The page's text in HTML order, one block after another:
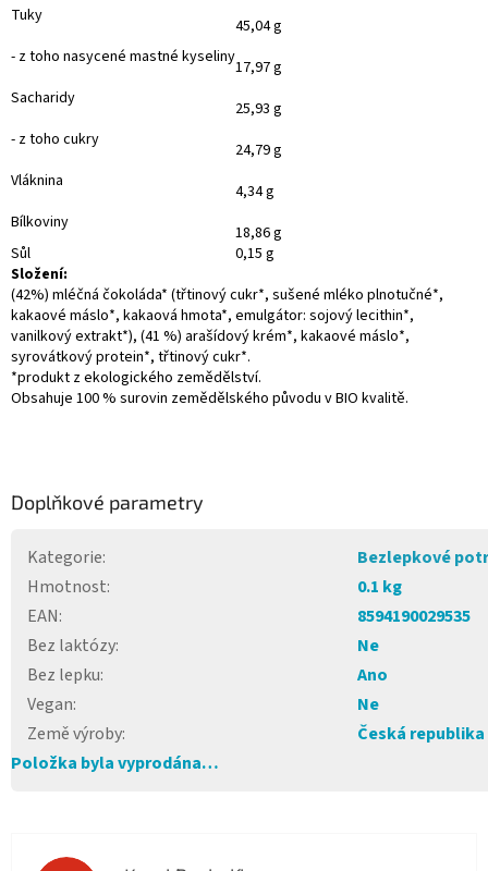
Tuky
45,04 g
- z toho nasycené mastné kyseliny17,97 g
Sacharidy
25,93 g
- z toho cukry
24,79 g
Vláknina
4,34 g
Bílkoviny
18,86 g
Sůl
0,15 g
Složení:
(42%) mléčná čokoláda* (třtinový cukr*, sušené mléko plnotučné*,
kakaové máslo*, kakaová hmota*, emulgátor: sojový lecithin*,
vanilkový extrakt*), (41 %) arašídový krém*, kakaové máslo*,
syrovátkový protein*, třtinový cukr*.
*produkt z ekologického zemědělství.
Obsahuje 100 % surovin zemědělského původu v BIO kvalitě.
Doplňkové parametry
Kategorie:
Bezlepkové
Hmotnost:
0.1 kg
EAN:
8594190029535
Bez laktózy:
Ne
Bez lepku:
Ano
Vegan:
Ne
Země výroby:
Česká republika
Položka byla vyprodána…